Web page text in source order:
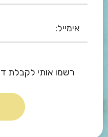
רשמו אותי לקבלת